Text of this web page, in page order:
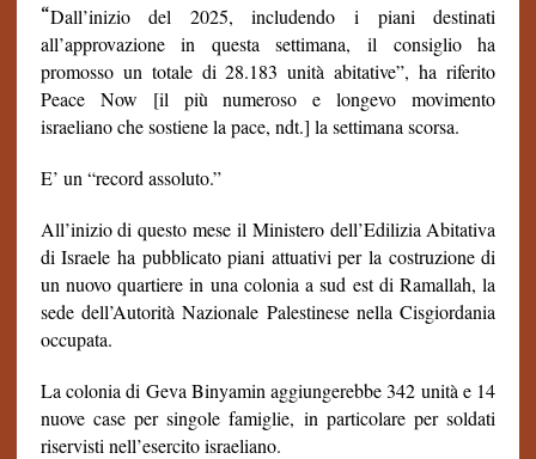
“Dall’inizio del 2025, includendo i piani destinati
all’approvazione in questa settimana, il consiglio ha
promosso un totale di 28.183 unità abitative”, ha riferito
Peace Now [il più numeroso e longevo movimento
israeliano che sostiene la pace, ndt.] la settimana scorsa.
E’ un “record assoluto.”
All’inizio di questo mese il Ministero dell’Edilizia Abitativa
di Israele ha pubblicato piani attuativi per la costruzione di
un nuovo quartiere in una colonia a sud est di Ramallah, la
sede dell’Autorità Nazionale Palestinese nella Cisgiordania
occupata.
La colonia di Geva Binyamin aggiungerebbe 342 unità e 14
nuove case per singole famiglie, in particolare per soldati
riservisti nell’esercito israeliano.